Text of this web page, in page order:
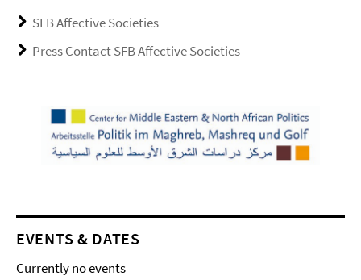
SFB Affective Societies
Press Contact SFB Affective Societies
EVENTS & DATES
Currently no events